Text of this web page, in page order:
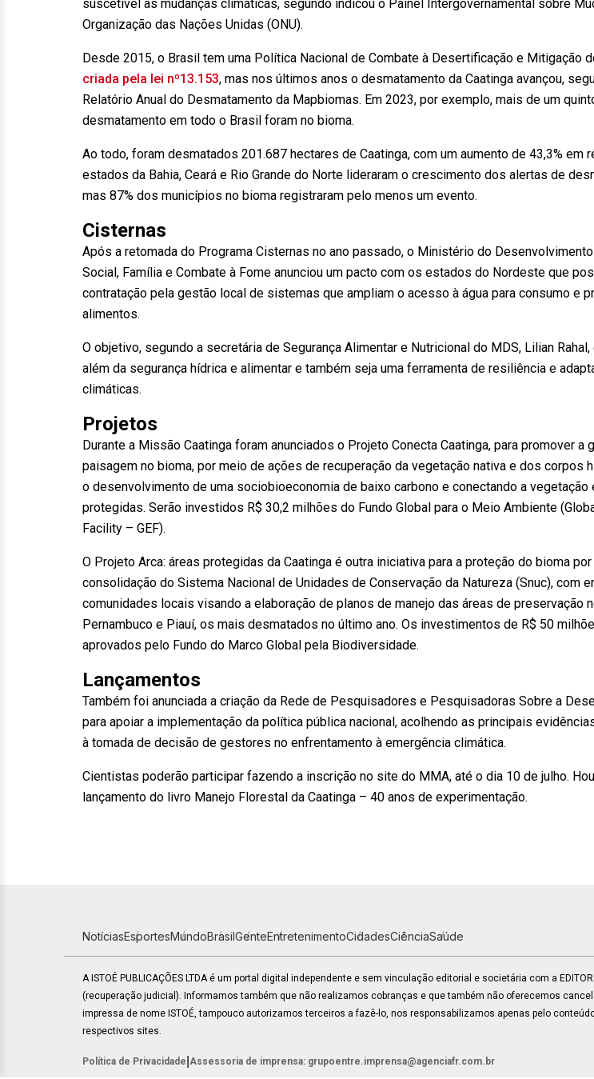
suscetível às mudanças climáticas, segundo indicou o Painel Intergovernamental sobre
Organização das Nações Unidas (ONU).
Desde 2015, o Brasil tem uma Política Nacional de Combate à Desertificação e Mitigação
criada pela lei nº13.153, mas nos últimos anos o desmatamento da Caatinga avançou,
Relatório Anual do Desmatamento da Mapbiomas. Em 2023, por exemplo, mais de um
desmatamento em todo o Brasil foram no bioma.
Ao todo, foram desmatados 201.687 hectares de Caatinga, com um aumento de 43,3% em
estados da Bahia, Ceará e Rio Grande do Norte lideraram o crescimento dos alertas de
mas 87% dos municípios no bioma registraram pelo menos um evento.
Cisternas
Após a retomada do Programa Cisternas no ano passado, o Ministério do
Social, Família e Combate à Fome anunciou um pacto com os estados do Nordeste que
contratação pela gestão local de sistemas que ampliam o acesso à água para consumo e
alimentos.
O objetivo, segundo a secretária de Segurança Alimentar e Nutricional do MDS, Lilian
além da segurança hídrica e alimentar e também seja uma ferramenta de resiliência e
climáticas.
Projetos
Durante a Missão Caatinga foram anunciados o Projeto Conecta Caatinga, para promover a
paisagem no bioma, por meio de ações de recuperação da vegetação nativa e dos corpos
o desenvolvimento de uma sociobioeconomia de baixo carbono e conectando a vegetação
protegidas. Serão investidos R$ 30,2 milhões do Fundo Global para o Meio Ambiente
Facility – GEF).
O Projeto Arca: áreas protegidas da Caatinga é outra iniciativa para a proteção do bioma
consolidação do Sistema Nacional de Unidades de Conservação da Natureza (Snuc), com
comunidades locais visando a elaboração de planos de manejo das áreas de preservação
Pernambuco e Piauí, os mais desmatados no último ano. Os investimentos de R$ 50
aprovados pelo Fundo do Marco Global pela Biodiversidade.
Lançamentos
Também foi anunciada a criação da Rede de Pesquisadores e Pesquisadoras Sobre a
para apoiar a implementação da política pública nacional, acolhendo as principais
à tomada de decisão de gestores no enfrentamento à emergência climática.
Cientistas poderão participar fazendo a inscrição no site do MMA, até o dia 10 de julho.
lançamento do livro Manejo Florestal da Caatinga – 40 anos de experimentação.
NotíciasEsportesMundoBrasilGenteEntretenimentoCidadesCiênciaSaúde
A ISTOÉ PUBLICAÇÕES LTDA é um portal digital independente e sem vinculação editorial e societária com a EDITORA
(recuperação judicial). Informamos também que não realizamos cobranças e que também não oferecemos
impressa de nome ISTOÉ, tampouco autorizamos terceiros a fazê-lo, nos responsabilizamos apenas pelo
respectivos sites.
Política de Privacidade Assessoria de imprensa: grupoentre.imprensa@agenciafr.com.br